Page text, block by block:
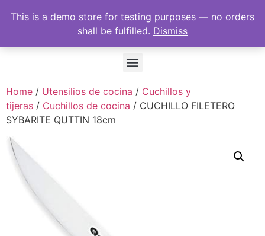
Home / Utensilios de cocina / Cuchillos y
tijeras / Cuchillos de cocina / CUCHILLO FILETERO
SYBARITE QUTTIN 18cm
This is a demo store for testing purposes — no orders
shall be fulfilled. Dismiss